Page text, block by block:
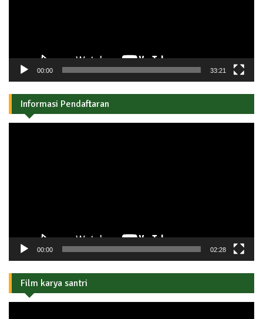
00:00 33:21
Informasi Pendaftaran
00:00 02:28
Film karya santri